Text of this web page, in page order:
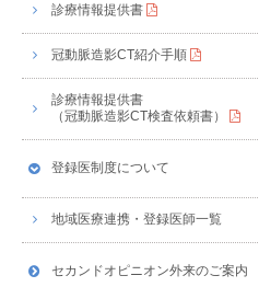
診療情報提供書
冠動脈造影CT紹介手順
診療情報提供書
（冠動脈造影CT検査依頼書）
登録医制度について
地域医療連携・登録医師一覧
セカンドオピニオン外来のご案内